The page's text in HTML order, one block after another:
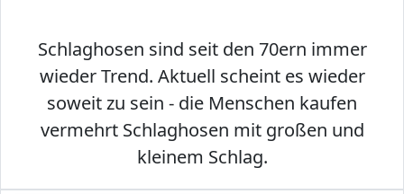
Schlaghosen sind seit den 70ern immer
wieder Trend. Aktuell scheint es wieder
soweit zu sein - die Menschen kaufen
vermehrt Schlaghosen mit großen und
kleinem Schlag.